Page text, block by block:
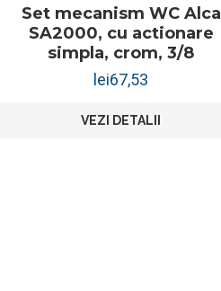
Set mecanism WC Alca
SA2000, cu actionare
simpla, crom, 3/8
lei67,53
VEZI DETALII